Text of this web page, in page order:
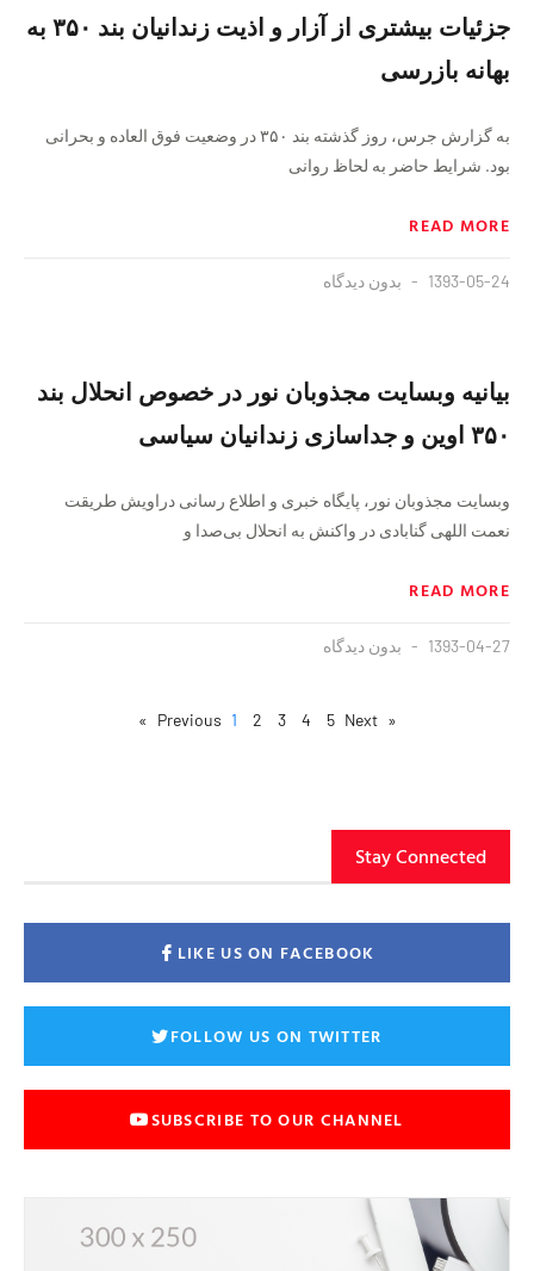
جزئیات بیشتری از آزار و اذیت زندانیان بند ۳۵۰ به
بهانه بازرسی
به گزارش جرس، روز گذشته بند ۳۵۰ در وضعیت فوق العاده و بحرانی
بود. شرایط حاضر به لحاظ روانی
READ MORE
1393-05-24 بدون دیدگاه
بیانیه وبسایت مجذوبان نور در خصوص انحلال بند
۳۵۰ اوین و جداسازی زندانیان سیاسی
وبسایت مجذوبان نور، پایگاه خبری و اطلاع رسانی دراویش طریقت
نعمت اللهی گنابادی در واکنش به انحلال بی‌صدا و
READ MORE
1393-04-27 بدون دیدگاه
« Previous
1 2 3 4 5 Next »
Stay Connected
LIKE US ON FACEBOOK
FOLLOW US ON TWITTER
SUBSCRIBE TO OUR CHANNEL